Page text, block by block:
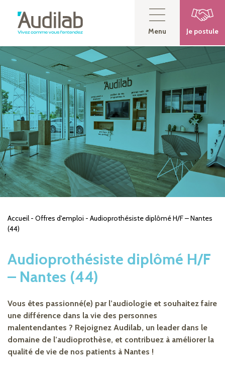
Menu Je postule
Accueil - Offres d'emploi - Audioprothésiste diplômé H/F – Nantes
(44)
Audioprothésiste diplômé H/F
– Nantes (44)
Vous êtes passionné(e) par l’audiologie et souhaitez faire
une différence dans la vie des personnes
malentendantes ? Rejoignez Audilab, un leader dans le
domaine de l’audioprothèse, et contribuez à améliorer la
qualité de vie de nos patients à Nantes !